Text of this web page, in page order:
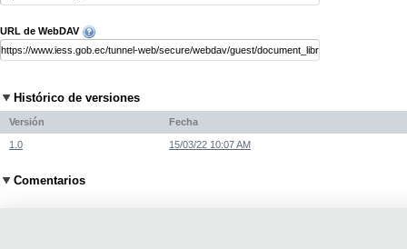
URL de WebDAV
Histórico de versiones
Versión Fecha
1.0 15/03/22 10:07 AM
Comentarios